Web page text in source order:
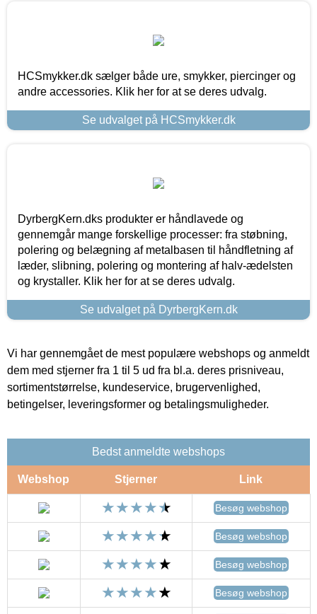
HCSmykker.dk sælger både ure, smykker, piercinger og
andre accessories. Klik her for at se deres udvalg.
Se udvalget på HCSmykker.dk
DyrbergKern.dks produkter er håndlavede og
gennemgår mange forskellige processer: fra støbning,
polering og belægning af metalbasen til håndfletning af
læder, slibning, polering og montering af halv-ædelsten
og krystaller. Klik her for at se deres udvalg.
Se udvalget på DyrbergKern.dk
Vi har gennemgået de mest populære webshops og anmeldt
dem med stjerner fra 1 til 5 ud fra bl.a. deres prisniveau,
sortimentstørrelse, kundeservice, brugervenlighed,
betingelser, leveringsformer og betalingsmuligheder.
Bedst anmeldte webshops
Webshop Stjerner Link
Besøg webshop
Besøg webshop
Besøg webshop
Besøg webshop